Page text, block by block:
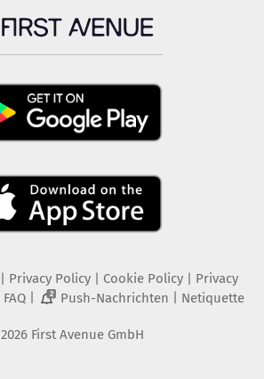
Privacy Policy| Cookie Policy| Privacy
FAQ| 2 Push-Nachrichten Netiquette
2026 First Avenue GmbH